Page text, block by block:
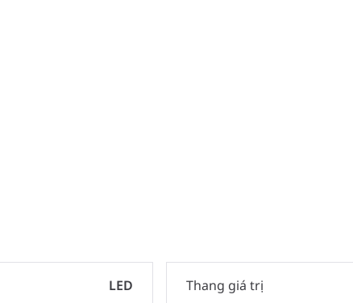
LED Thang giá trị